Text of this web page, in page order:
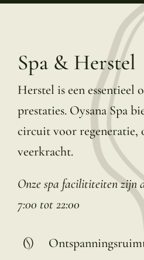
Spa & Herstel
Herstel is een essentieel
prestaties. Oysana Spa
circuit voor regeneratie,
veerkracht.
Onze spa facilititeiten zijn
7:00 tot 22:00